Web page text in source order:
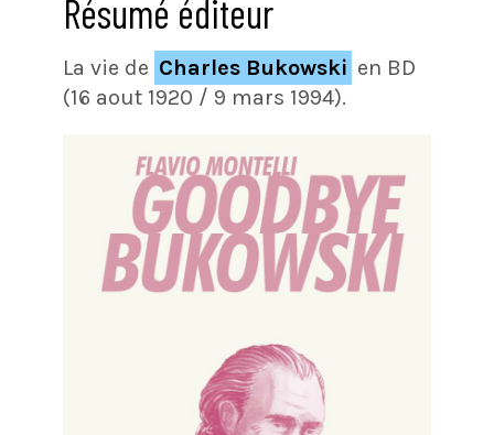
Résumé éditeur
La vie de Charles Bukowski en BD
(16 aout 1920 / 9 mars 1994).